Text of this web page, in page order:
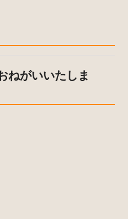
ねがいいたしま